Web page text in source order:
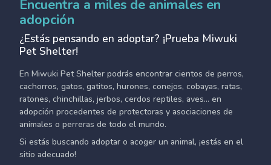
Encuentra a miles de animales en
adopción
¿Estás pensando en adoptar? ¡Prueba Miwuki
Pet Shelter!
En Miwuki Pet Shelter podrás encontrar cientos de perros,
cachorros, gatos, gatitos, hurones, conejos, cobayas, ratas,
ratones, chinchillas, jerbos, cerdos reptiles, aves... en
adopción procedentes de protectoras y asociaciones de
animales o perreras de todo el mundo.
Si estás buscando adoptar o acoger un animal, ¡estás en el
sitio adecuado!